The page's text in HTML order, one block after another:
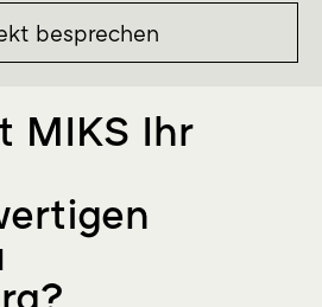
besprechen
MIKS Ihr